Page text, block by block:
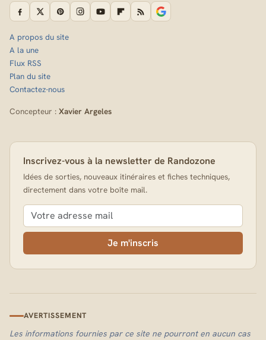
A propos du site
A la une
Flux RSS
Plan du site
Contactez-nous
Concepteur : Xavier Argeles
Inscrivez-vous à la newsletter de Randozone
Idées de sorties, nouveaux itinéraires et fiches techniques,
directement dans votre boîte mail.
Je m'inscris
AVERTISSEMENT
Les informations fournies par ce site ne pourront en aucun cas